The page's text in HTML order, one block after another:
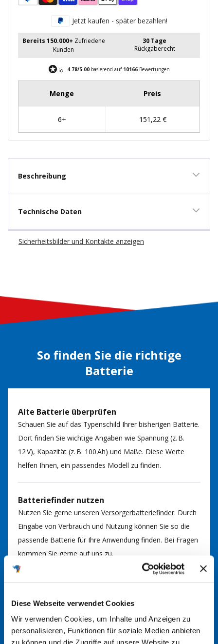
Diese Webseite verwendet Cookies
Wir verwenden Cookies, um Inhalte und Anzeigen zu
personalisieren, Funktionen für soziale Medien anbieten
zu können und die Zugriffe auf unsere Website zu
Jetzt kaufen - später bezahlen!
Bereits 150.000+ Zufriedene
Kunden
30 Tage
Rückgaberecht
4.78/5.00basierend auf 10166Bewertungen
Beschreibung
Technische Daten
Sicherheitsbilder und Kontakte anzeigen
So finden Sie die richtige
Batterie
Alte Batterie überprüfen
Schauen Sie auf das Typenschild Ihrer bisherigen Batterie.
Dort finden Sie wichtige Angaben wie Spannung (z. B.
12 V), Kapazität (z. B. 100 Ah) und Maße. Diese Werte
helfen Ihnen, ein passendes Modell zu finden.
Batteriefinder nutzen
Nutzen Sie gerne unseren Versorgerbatteriefinder. Durch
Eingabe von Verbrauch und Nutzung können Sie so die
passende Batterie für Ihre Anwendung finden. Bei Fragen
kommen Sie gerne auf uns zu.
In der Regel finden Sie im Handbuch Ihrer Anlage
Informationen über den richtigen Batterietyp. Hier werden
die erforderlichen Spezifikationen und Größen angegeben.